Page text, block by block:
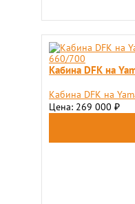
Кабина DFK на
Кабина DFK на
Цена: 269 000 ₽